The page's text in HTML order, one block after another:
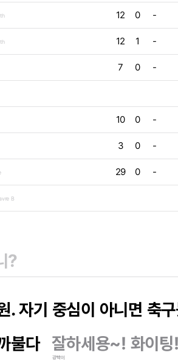
12 0 -
12 1 -
7 0 -
10 0 -
3 0 -
29 0 -
B
. 자기 중심이 아니면 축
불다 잘하세용~! 화이
광빡이